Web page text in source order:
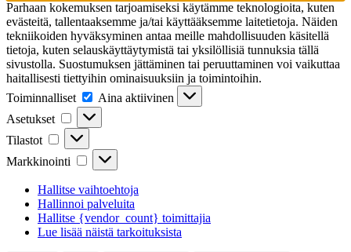
Parhaan kokemuksen tarjoamiseksi käytämme teknologioita, kuten
evästeitä, tallentaaksemme ja/tai käyttääksemme laitetietoja. Näiden
tekniikoiden hyväksyminen antaa meille mahdollisuuden käsitellä
tietoja, kuten selauskäyttäytymistä tai yksilöllisiä tunnuksia tällä
sivustolla. Suostumuksen jättäminen tai peruuttaminen voi vaikuttaa
haitallisesti tiettyihin ominaisuuksiin ja toimintoihin.
Toiminnalliset
Toiminnalliset
Aina aktiivinen
Asetukset
Asetukset
Tilastot Tilastot
Markkinointi Markkinointi
Hallitse vaihtoehtoja
Hallinnoi palveluita
Hallitse {vendor_count} toimittajia
Lue lisää näistä tarkoituksista